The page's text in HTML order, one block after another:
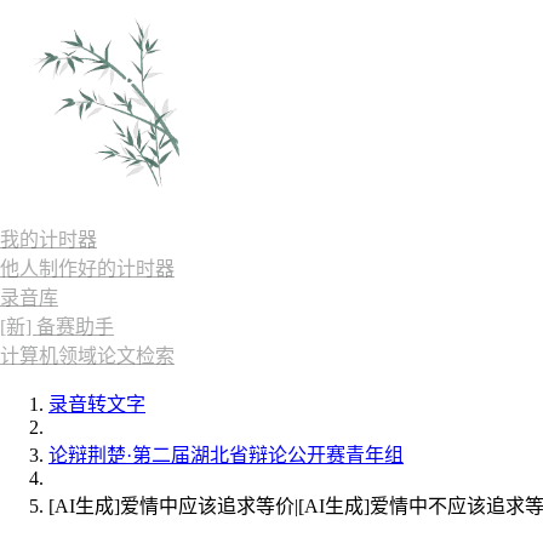
我的计时器
他人制作好的计时器
录音库
[新] 备赛助手
计算机领域论文检索
录音转文字
论辩荆楚·第二届湖北省辩论公开赛青年组
[AI生成]爱情中应该追求等价|[AI生成]爱情中不应该追求